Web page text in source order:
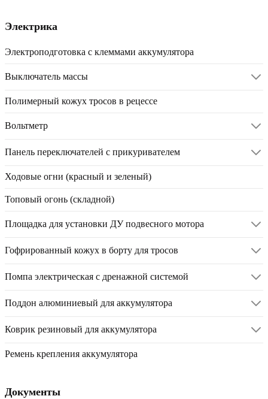
Электрика
Электроподготовка с клеммами аккумулятора
Выключатель массы
Полимерный кожух тросов в рецессе
Вольтметр
Панель переключателей с прикуривателем
Ходовые огни (красный и зеленый)
Топовый огонь (складной)
Площадка для установки ДУ подвесного мотора
Гофрированный кожух в борту для тросов
Помпа электрическая с дренажной системой
Поддон алюминиевый для аккумулятора
Коврик резиновый для аккумулятора
Ремень крепления аккумулятора
Документы